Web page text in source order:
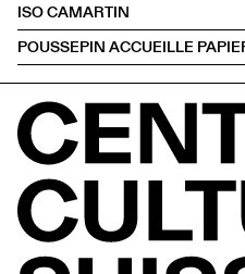
ISO CAMARTIN
POUSSEPIN ACCUEILLE